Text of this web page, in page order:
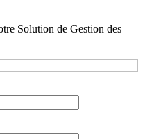
Solution de Gestion des